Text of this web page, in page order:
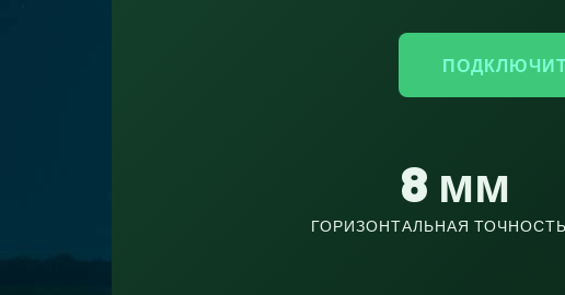
8 мм
ГОРИЗОНТАЛЬНАЯ ТОЧНОСТЬ